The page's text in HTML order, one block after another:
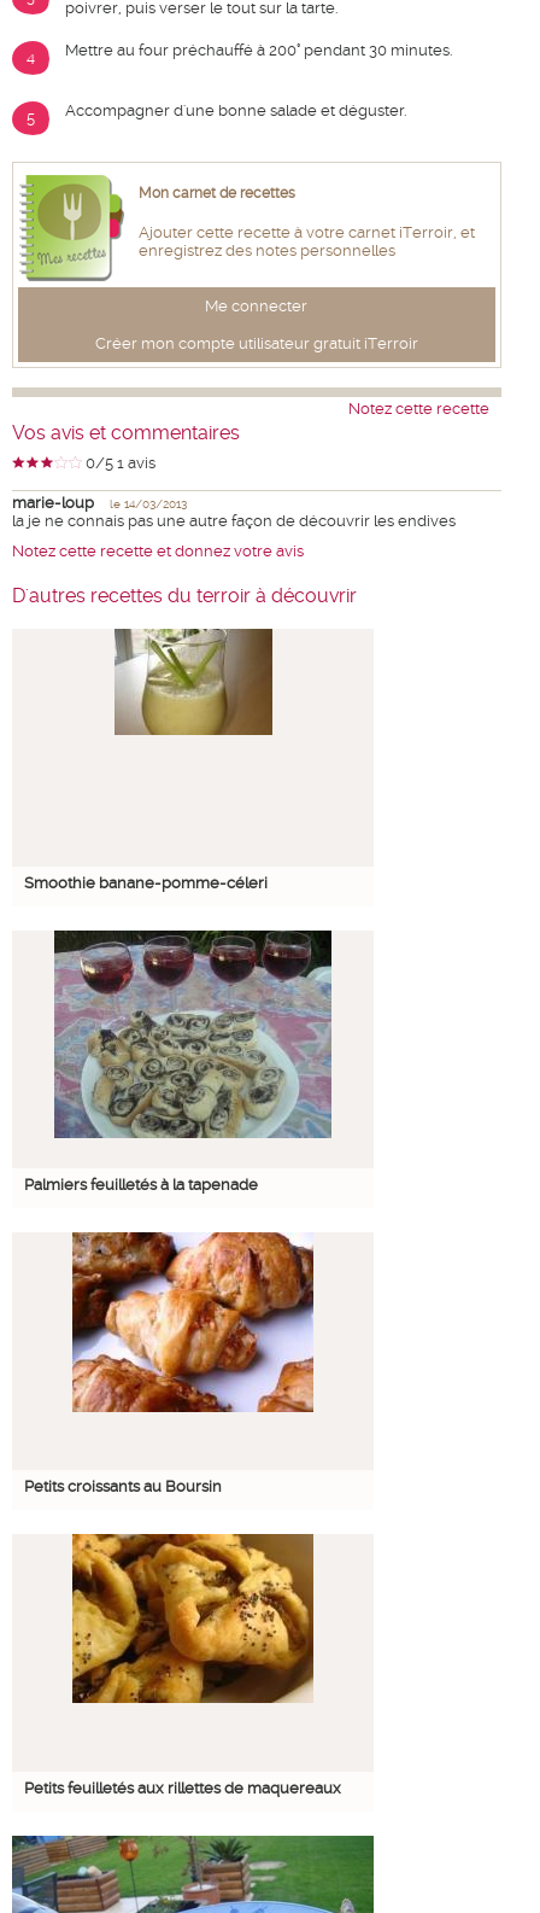
poivrer, puis verser le tout sur la tarte.
4 Mettre au four préchauffé à 200° pendant 30 minutes.
5 Accompagner d'une bonne salade et déguster.
Mon carnet de recettes
Ajouter cette recette à votre carnet iTerroir, et
enregistrez des notes personnelles
Me connecter
Créer mon compte utilisateur gratuit iTerroir
Notez cette recette
Vos avis et commentaires
0/5 1 avis
marie-loup le 14/03/2013
la je ne connais pas une autre façon de découvrir les endives
Notez cette recette et donnez votre avis
D'autres recettes du terroir à découvrir
Smoothie banane-pomme-céleri
Palmiers feuilletés à la tapenade
Petits croissants au Boursin
Petits feuilletés aux rillettes de maquereaux